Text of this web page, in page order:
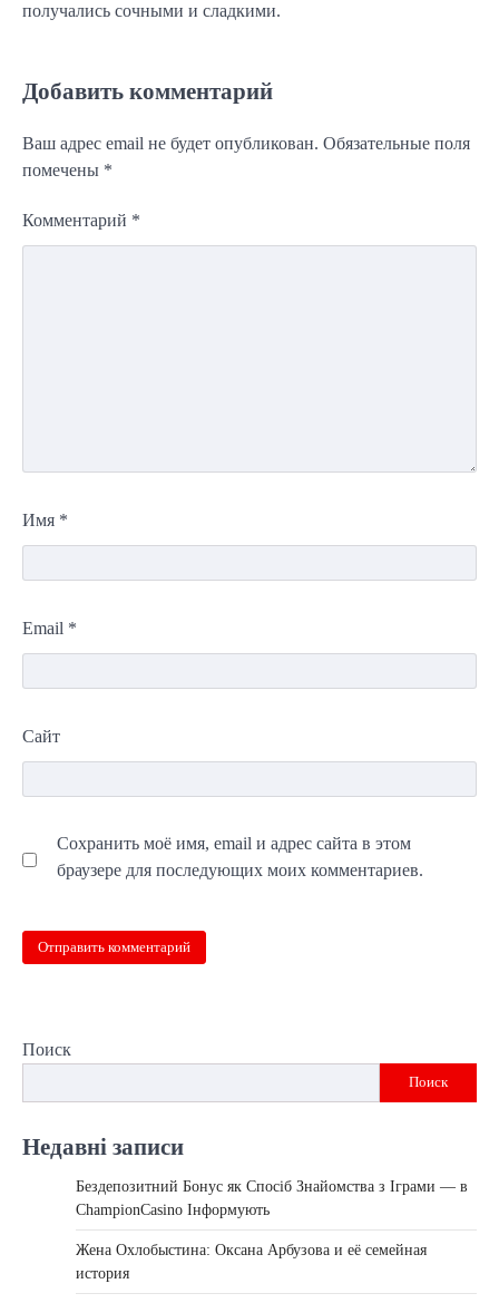
получались сочными и сладкими.
Добавить комментарий
Ваш адрес email не будет опубликован. Обязательные поля
помечены *
Комментарий *
Имя *
Email *
Сайт
Сохранить моё имя, email и адрес сайта в этом
браузере для последующих моих комментариев.
Поиск
Поиск
Недавні записи
Бездепозитний Бонус як Спосіб Знайомства з Іграми — в
ChampionCasino Інформують
Жена Охлобыстина: Оксана Арбузова и её семейная
история